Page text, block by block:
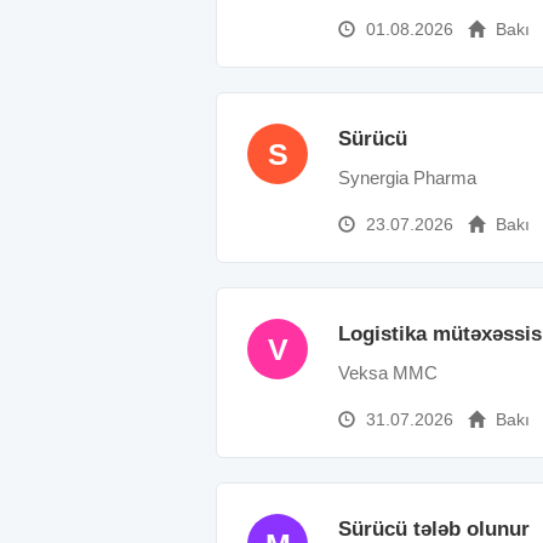
01.08.2026 Bakı
S Sürücü
Synergia Pharma
23.07.2026 Bakı
V Logistika
Veksa MMC
31.07.2026 Bakı
Sürücü tələb olunur